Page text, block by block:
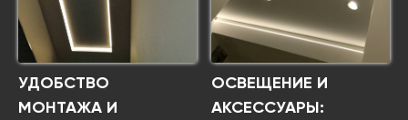
УДОБСТВО
МОНТАЖА И
ОСВЕЩЕНИЕ И
АКСЕССУАРЫ: